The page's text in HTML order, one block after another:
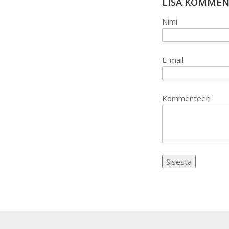
Nimi
E-mail
Kommenteeri